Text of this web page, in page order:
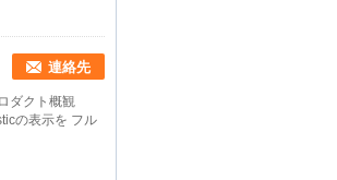
連絡先
ダクト概観
の表示を フル